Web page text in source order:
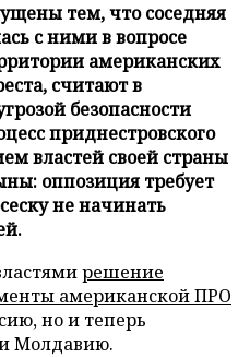
тем, что соседняя
с ними в вопросе
американских
считают в
безопасности
приднестровского
властей своей страны
оппозиция требует
не начинать
решение
американской ПРО
но и теперь
Молдавию.